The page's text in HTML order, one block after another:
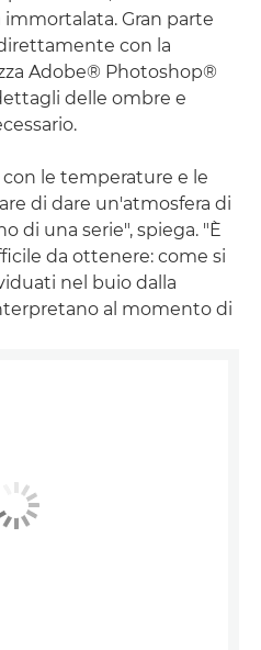
immortalata. Gran parte
con la
Adobe® Photoshop®
delle ombre e
le temperature e le
di dare un'atmosfera di
di una serie", spiega. "È
da ottenere: come si
nel buio dalla
al momento di